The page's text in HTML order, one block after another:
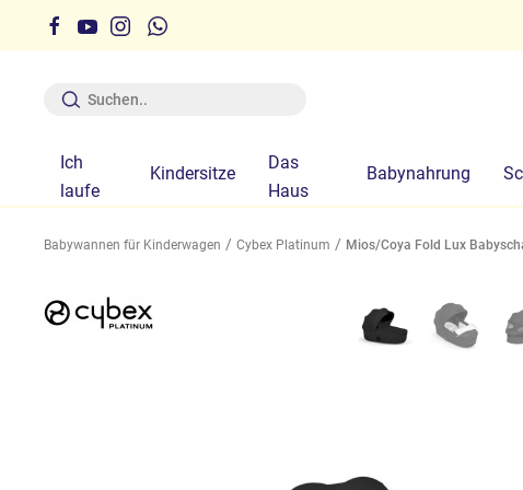
der auf der Website angegebenen Zeiten ist nicht
garantiert
Ich
laufe
Kindersitze
Das
Haus
Babynahrung
Babywannen für Kinderwagen Cybex Platinum Mios/Coya Fold Lux